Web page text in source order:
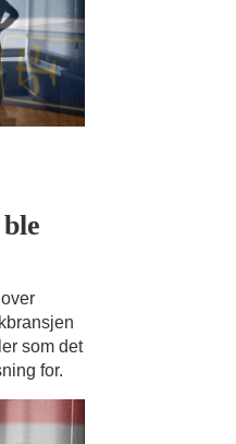
som det
for.